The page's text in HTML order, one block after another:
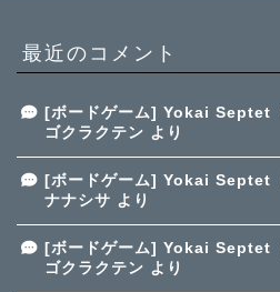
最近のコメント
[ボードゲーム] Yokai Septet
ゴクラクテン より
[ボードゲーム] Yokai Septet
ナナシサ より
[ボードゲーム] Yokai Septet
ゴクラクテン より